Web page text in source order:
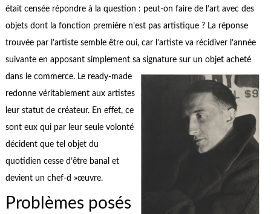
était censée répondre à la question : peut-on faire de l’art avec des
objets dont la fonction première n’est pas artistique ? La réponse
trouvée par l’artiste semble être oui, car l’artiste va récidiver l’année
suivante en apposant simplement sa signature sur un objet acheté
dans le commerce. Le ready-made
redonne véritablement aux artistes
leur statut de créateur. En effet, ce
sont eux qui par leur seule volonté
décident que tel objet du
quotidien cesse d’être banal et
devient un chef-d »œuvre.
Problèmes posés